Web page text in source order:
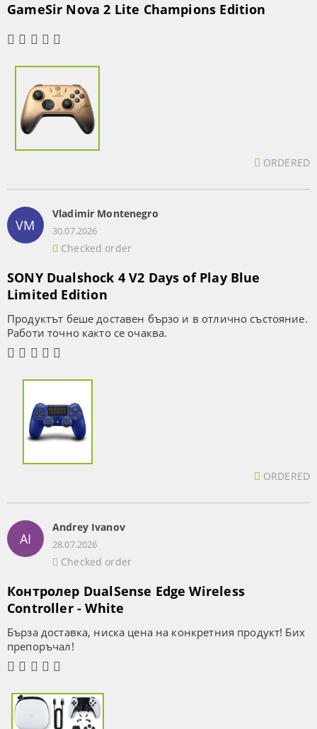
GameSir Nova 2 Lite Champions Edition
ORDERED
VM
Vladimir Montenegro
30.07.2026
Checked order
SONY Dualshock 4 V2 Days of Play Blue
Limited Edition
Продуктът беше доставен бързо и в отлично състояние.
Работи точно както се очаква.
ORDERED
AI
Andrey Ivanov
28.07.2026
Checked order
Контролер DualSense Edge Wireless
Controller - White
Бърза доставка, ниска цена на конкретния продукт! Бих
препоръчал!